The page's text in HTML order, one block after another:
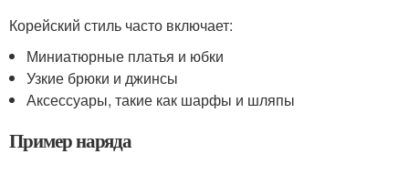
Корейский стиль часто включает:
Миниатюрные платья и юбки
Узкие брюки и джинсы
Аксессуары, такие как шарфы и шляпы
Пример наряда